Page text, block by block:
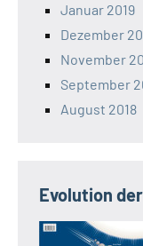
Januar 2019
Dezember
November
September
August 2018
Evolution